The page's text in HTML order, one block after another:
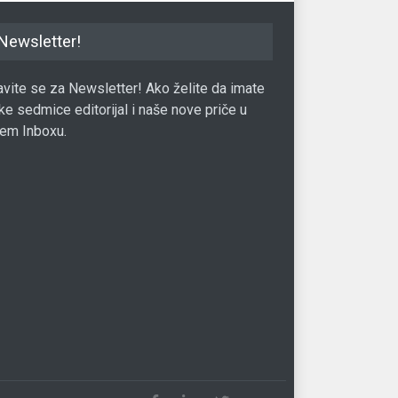
se za Newsletter! Ako želite da imate
sedmice editorijal i naše nove priče u
Inboxu.